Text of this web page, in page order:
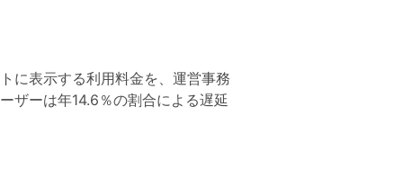
に表示する利用料金を、運営事務
ザーは年14.6％の割合による遅延